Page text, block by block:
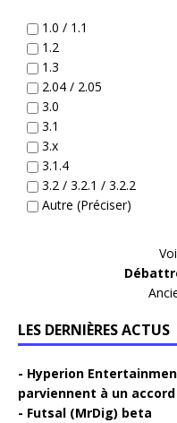
1.0 / 1.1
1.2
1.3
2.04 / 2.05
3.0
3.1
3.x
3.1.4
3.2 / 3.2.1 / 3.2.2
Autre (Préciser)
LES DERNIÈRES ACTUS
Hyperion
parviennent à un accord
Futsal (MrDig) beta